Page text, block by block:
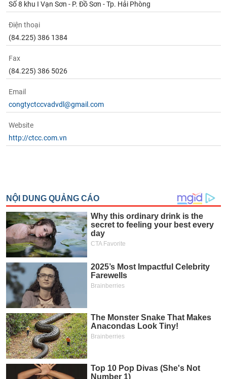
Số 8 khu I Vạn Sơn - P. Đồ Sơn - Tp. Hải Phòng
Điện thoại
(84.225) 386 1384
Fax
(84.225) 386 5026
Email
congtyctccvadvdl@gmail.com
Website
http://ctcc.com.vn
chính